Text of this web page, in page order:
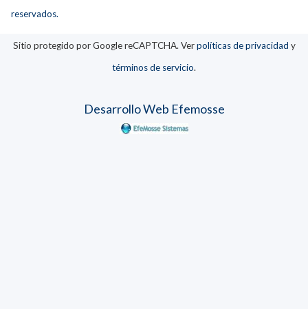
reservados.
Sitio protegido por Google reCAPTCHA. Verpolíticas de privacidad y
términos de servicio.
Desarrollo Web Efemosse